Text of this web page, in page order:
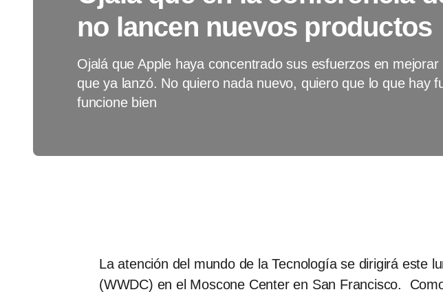
no lancen nuevos productos
Ojalá que Apple haya concentrado sus esfuerzos en
que ya lanzó. No quiero nada nuevo, quiero que lo que hay
funcione bien
La atención del mundo de la Tecnología se dirigirá este
(WWDC) en el Moscone Center en San Francisco.